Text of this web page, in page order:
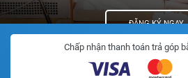
ĐĂNG KÝ NGAY
Chấp nhận thanh toán trả góp